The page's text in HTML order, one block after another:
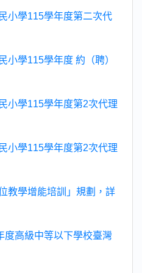
小學115學年度第二次代
小學115學年度 約（聘）
小學115學年度第2次代理
小學115學年度第2次代理
教學增能培訓」規劃，詳
度高級中等以下學校臺灣